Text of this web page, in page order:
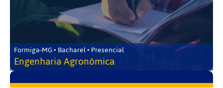
Formiga-MG • Bacharel • Presencial
Engenharia Agronômica